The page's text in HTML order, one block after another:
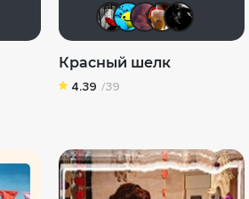
aodinchov7969
Kot123RUS Мышь
Красный шелк
4.39 /39